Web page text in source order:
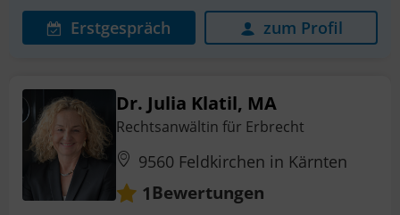
Erstgespräch zum Profil
Dr. Julia Klatil, MA
Rechtsanwältin für Erbrecht
9560 Feldkirchen in Kärnten
1Bewertungen